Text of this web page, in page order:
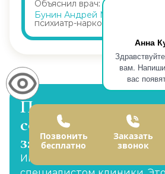
Анна
вам.
вас
Объяснил врач:
Бунин Андрей Михайлович
психиатр-нарколог
Психологическое
сопровождение в
зависимости
Индивидуальная сессия с
Позвонить
бесплатно
Заказать
звонок